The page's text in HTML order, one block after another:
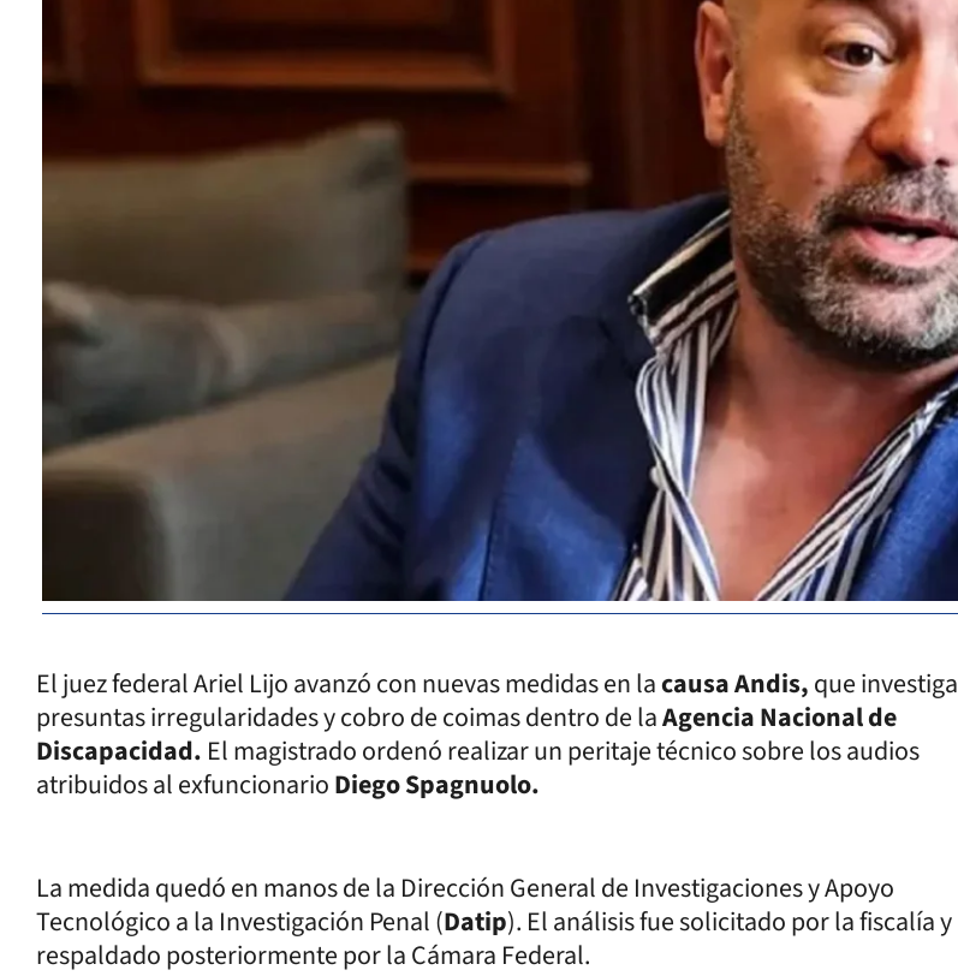
El juez federal Ariel Lijo avanzó con nuevas medidas en lacausa Andis,que investiga
presuntas irregularidades y cobro de coimas dentro de laAgencia Nacional de
Discapacidad. El magistrado ordenó realizar un peritaje técnico sobre los audios
atribuidos al exfuncionarioDiego Spagnuolo.
La medida quedó en manos de la Dirección General de Investigaciones y Apoyo
Tecnológico a la Investigación Penal (Datip). El análisis fue solicitado por la fiscalía y
respaldado posteriormente por la Cámara Federal.